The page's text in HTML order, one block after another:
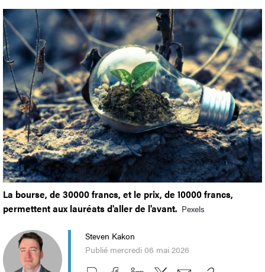
La bourse, de 30000 francs, et le prix, de 10000 francs,
permettent aux lauréats d'aller de l'avant. Pexels
Steven Kakon
Publié mercredi 06 mai 2026